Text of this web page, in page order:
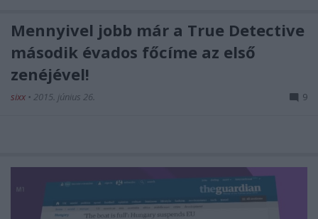
Mennyivel jobb már a True Detective
második évados főcíme az első
zenéjével!
sixx • 2015. június 26. 9